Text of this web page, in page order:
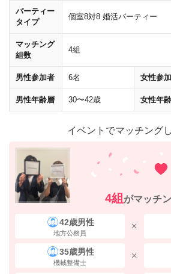
パーティー
タイプ
個室8対8 婚活パーティー
マッチング
組数
4組
男性参加者 6名 女性参
男性年齢層 30〜42歳 女性年
イベントでマッチング
4組 がマッチ
42歳男性
地方公務員
35歳男性
機械整備士